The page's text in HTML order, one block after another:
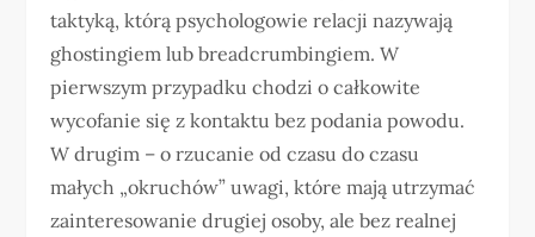
taktyką, którą psychologowie relacji nazywają
ghostingiem lub breadcrumbingiem. W
pierwszym przypadku chodzi o całkowite
wycofanie się z kontaktu bez podania powodu.
W drugim – o rzucanie od czasu do czasu
małych „okruchów” uwagi, które mają utrzymać
zainteresowanie drugiej osoby, ale bez realnej